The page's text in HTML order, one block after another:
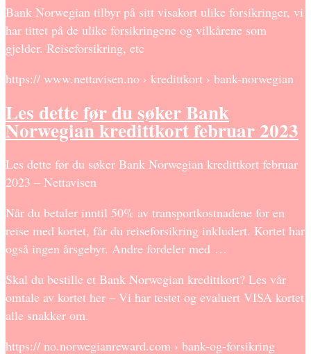
Bank Norwegian tilbyr på sitt visakort ulike forsikringer, vi
har tittet på de ulike forsikringene og vilkårene som
gjelder. Reiseforsikring, etc
https:// www.nettavisen.no › kredittkort › bank-norwegian
Les dette før du søker Bank
Norwegian kredittkort februar 2023
Les dette før du søker Bank Norwegian kredittkort februar
2023 – Nettavisen
Når du betaler inntil 50% av transportkostnadene for en
reise med kortet, får du reiseforsikring inkludert. Kortet har
også ingen årsgebyr. Andre fordeler med …
Skal du bestille et Bank Norwegian kredittkort? Les vår
omtale av kortet her – Vi har testet og evaluert VISA kortet
alle snakker om.
https:// no.norwegianreward.com › bank-og-forsikring